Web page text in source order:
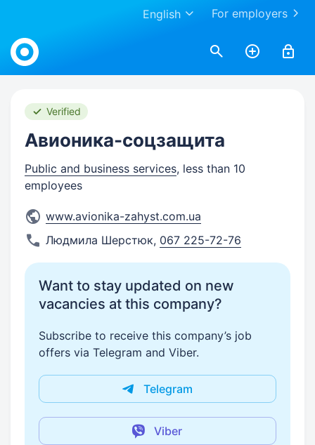
For employers
English
Work.ua
Verified
Авионика-соцзащита
Public and business services, less than 10
employees
www.avionika-zahyst.com.ua
Людмила Шерстюк, 067 225-72-76
Want to stay updated on new
vacancies at this company?
Subscribe to receive this company’s job
offers via Telegram and Viber.
Telegram
Viber